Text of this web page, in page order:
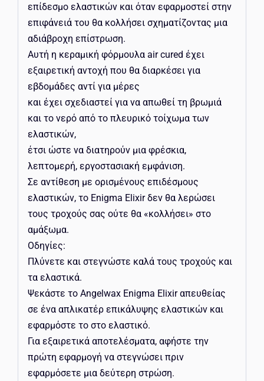
επίδεσμο ελαστικών και όταν εφαρμοστεί στην
επιφάνειά του θα κολλήσει σχηματίζοντας μια
αδιάβροχη επίστρωση.
Αυτή η κεραμική φόρμουλα air cured έχει
εξαιρετική αντοχή που θα διαρκέσει για
εβδομάδες αντί για μέρες
και έχει σχεδιαστεί για να απωθεί τη βρωμιά
και το νερό από το πλευρικό τοίχωμα των
ελαστικών,
έτσι ώστε να διατηρούν μια φρέσκια,
λεπτομερή, εργοστασιακή εμφάνιση.
Σε αντίθεση με ορισμένους επιδέσμους
ελαστικών, το Enigma Elixir δεν θα λερώσει
τους τροχούς σας ούτε θα «κολλήσει» στο
αμάξωμα.
Οδηγίες:
Πλύνετε και στεγνώστε καλά τους τροχούς και
τα ελαστικά.
Ψεκάστε το Angelwax Enigma Elixir απευθείας
σε ένα απλικατέρ επικάλυψης ελαστικών και
εφαρμόστε το στο ελαστικό.
Για εξαιρετικά αποτελέσματα, αφήστε την
πρώτη εφαρμογή να στεγνώσει πριν
εφαρμόσετε μια δεύτερη στρώση.